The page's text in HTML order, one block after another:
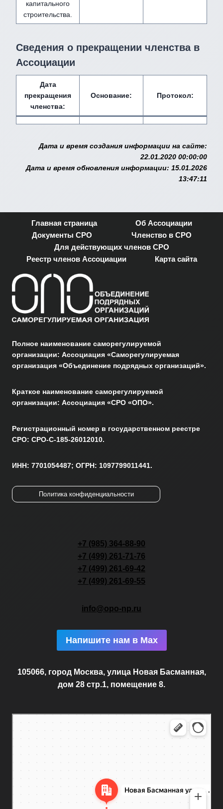
капитального
строительства.
Сведения о прекращении членства в
Ассоциации
Дата
прекращения
членства:
Основание: Протокол:
Дата и время создания информации на сайте:
22.01.2020 00:00:00
Дата и время обновления информации: 15.01.2026
13:47:11
Главная страница
Об Ассоциации
Документы СРО
Членство в СРО
Для действующих членов СРО
Реестр членов Ассоциации
Карта сайта
Полное наименование саморегулируемой
организации: Ассоциация «Саморегулируемая
организация «Объединение подрядных организаций».
Краткое наименование саморегулируемой
организации: Ассоциация «СРО «ОПО».
Регистрационный номер в государственном реестре
СРО: СРО-С-185-26012010.
ИНН: 7701054487; ОГРН: 1097799011441.
Политика конфиденциальности
+7 (985) 364-88-90
+7 (499) 261-71-76
+7 (499) 261-69-42
+7 (499) 261-69-55
info@opo-np.ru
Напишите нам в Max
105066, город Москва, улица Новая Басманная,
дом 28 стр.1, помещение 8.